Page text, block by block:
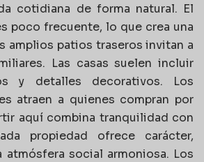
cotidiana de forma natural. El
poco frecuente, lo que crea una
amplios patios traseros invitan a
Las casas suelen incluir
y detalles decorativos. Los
atraen a quienes compran por
aquí combina tranquilidad con
propiedad ofrece carácter,
atmósfera social armoniosa. Los